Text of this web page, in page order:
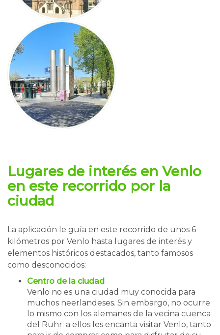
Lugares de interés en Venlo
en este recorrido por la
ciudad
La aplicación le guía en este recorrido de unos 6
kilómetros por Venlo hasta lugares de interés y
elementos históricos destacados, tanto famosos
como desconocidos:
Centro de la ciudad
Venlo no es una ciudad muy conocida para
muchos neerlandeses. Sin embargo, no ocurre
lo mismo con los alemanes de la vecina cuenca
del Ruhr: a ellos les encanta visitar Venlo, tanto